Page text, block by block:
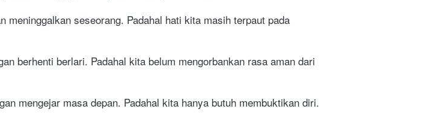
seseorang. Padahal hati kita masih terpaut pada
berhenti berlari. Padahal kita belum mengorbankan rasa aman dari
mengejar masa depan. Padahal kita hanya butuh membuktikan diri.